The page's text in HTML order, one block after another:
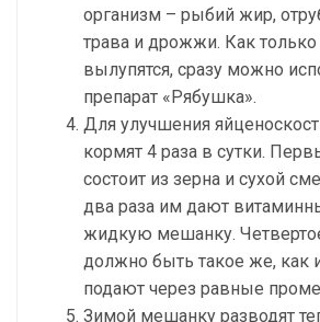
организм – рыбий жир,
трава и дрожжи. Как
вылупятся, сразу можно
препарат «Рябушка».
Для улучшения
кормят 4 раза в сутки.
состоит из зерна и сухой
два раза им дают
жидкую мешанку.
должно быть такое же, как
подают через равные
Зимой мешанку разводят